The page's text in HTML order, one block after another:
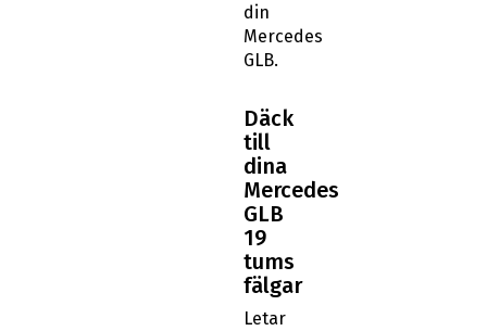
din
Mercedes
GLB.
Däck
till
dina
Mercedes
GLB
19
tums
fälgar
Letar